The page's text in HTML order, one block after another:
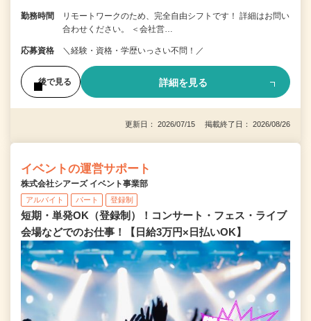
勤務時間
リモートワークのため、完全自由シフトです！ 詳細はお問い
合わせください。 ＜会社営…
応募資格 ＼経験・資格・学歴いっさい不問！／
後で見る 詳細を見る
更新日： 2026/07/15 掲載終了日： 2026/08/26
イベントの運営サポート
株式会社シアーズ イベント事業部
アルバイト パート 登録制
短期・単発OK（登録制）！コンサート・フェス・ライブ
会場などでのお仕事！【日給3万円×日払いOK】